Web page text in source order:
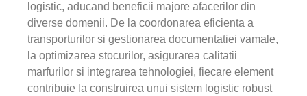
logistic, aducand beneficii majore afacerilor din
diverse domenii. De la coordonarea eficienta a
transporturilor si gestionarea documentatiei vamale,
la optimizarea stocurilor, asigurarea calitatii
marfurilor si integrarea tehnologiei, fiecare element
contribuie la construirea unui sistem logistic robust